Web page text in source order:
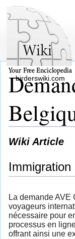
Wiki Article
Immigration
La demande AVE
voyageurs
nécessaire pour
processus en
offrant ainsi une
birderswiki.com